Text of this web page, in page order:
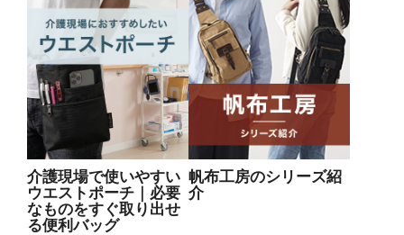
介護現場で使いやすい
ウエストポーチ｜必要
なものをすぐ取り出せ
る便利バッグ
帆布工房のシリーズ紹
介